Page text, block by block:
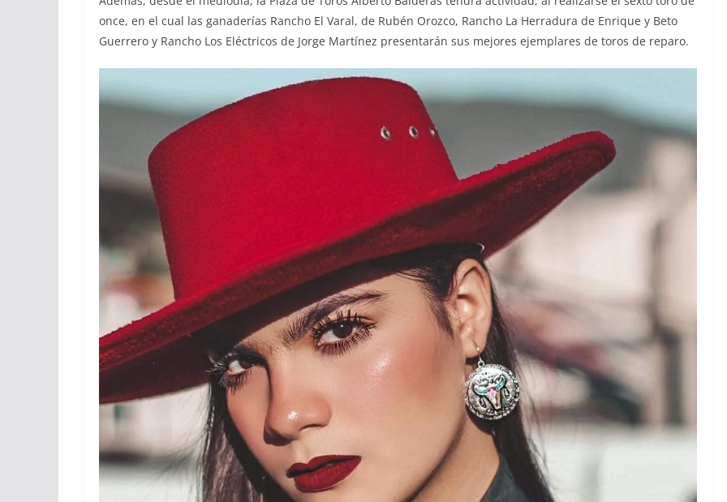
once, en el cual las ganaderías Rancho El Varal, de Rubén Orozco, Rancho La Herradura de Enrique y Beto
Guerrero y Rancho Los Eléctricos de Jorge Martínez presentarán sus mejores ejemplares de toros de reparo.